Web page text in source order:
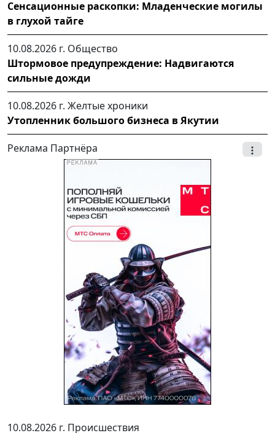
Сенсационные раскопки: Младенческие могилы
в глухой тайге
10.08.2026 г. Общество
Штормовое предупреждение: Надвигаются
сильные дожди
10.08.2026 г. Желтые хроники
Утопленник большого бизнеса в Якутии
Реклама Партнёра
10.08.2026 г. Происшествия